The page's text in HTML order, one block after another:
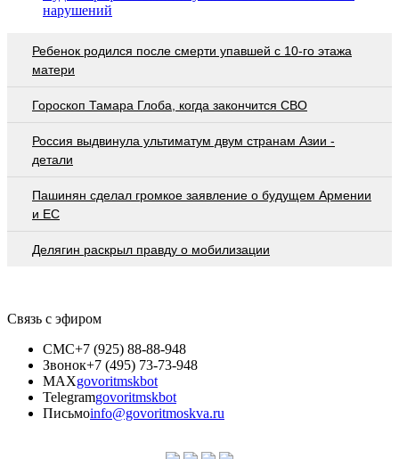
нарушений
Ребенок родился после смерти упавшей с 10-го этажа
матери
Гороскоп Тамара Глоба, когда закончится СВО
Россия выдвинула ультиматум двум странам Азии -
детали
Пашинян сделал громкое заявление о будущем Армении
и ЕС
Делягин раскрыл правду о мобилизации
Связь с эфиром
СМС+7 (925) 88-88-948
Звонок+7 (495) 73-73-948
MAXgovoritmskbot
Telegramgovoritmskbot
Письмоinfo@govoritmoskva.ru